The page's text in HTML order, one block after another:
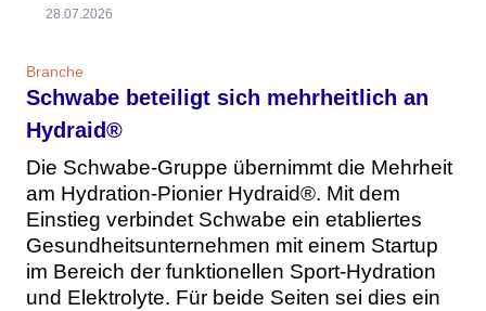
28.07.2026
Branche
Schwabe beteiligt sich mehrheitlich an
Hydraid®
Die Schwabe-Gruppe übernimmt die Mehrheit
am Hydration-Pionier Hydraid®. Mit dem
Einstieg verbindet Schwabe ein etabliertes
Gesundheitsunternehmen mit einem Startup
im Bereich der funktionellen Sport-Hydration
und Elektrolyte. Für beide Seiten sei dies ein